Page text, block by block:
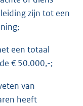
zijn tot een
een totaal
€ 50.000,-;
van
heeft